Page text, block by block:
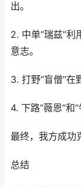
出。
2. 中单“瑞兹”
意志。
3. 打野“盲僧”在
4. 下路“薇恩”和
最终，我方成功
总结